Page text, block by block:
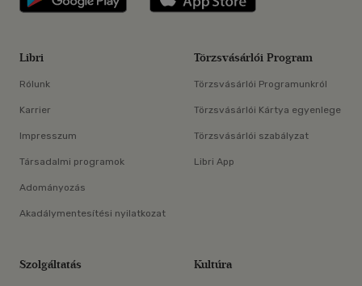
Libri
Rólunk
Karrier
Impresszum
Társadalmi programok
Adományozás
Akadálymentesítési nyilatkozat
Törzsvásárlói Program
Törzsvásárlói Programunkról
Törzsvásárlói Kártya egyenlege
Törzsvásárlói szabályzat
Libri App
Szolgáltatás Kultúra